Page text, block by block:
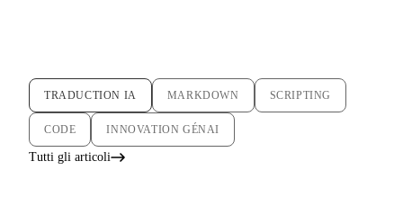
TRADUCTION IA MARKDOWN SCRIPTING
CODE INNOVATION GÉNAI
Tutti gli articoli